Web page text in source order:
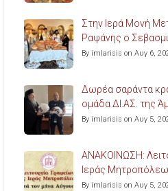
Στην Ιερά Μονή
Ραψάνης ο
By imlarisis on Αυγ 6,
Δωρέα σαράντα
ομάδα ΔΙ.ΑΣ. της
By imlarisis on Αυγ 5,
ΑΝΑΚΟΙΝΩΣΗ:
Ιεράς
By imlarisis on Αυγ 5,